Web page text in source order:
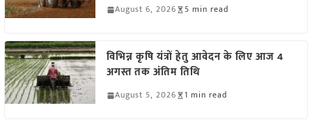
August 6, 2026 5 min read
विभिन्न कृषि यंत्रों हेतु आवेदन के लिए आज 4
अगस्त तक अंतिम तिथि
August 5, 2026 1 min read